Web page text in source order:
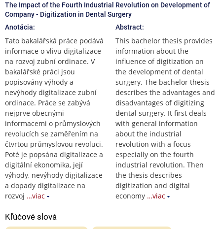
The Impact of the Fourth Industrial Revolution on Development of
Company - Digitization in Dental Surgery
Anotácia:
Tato bakalářská práce podává
informace o vlivu digitalizace
na rozvoj zubní ordinace. V
bakalářské práci jsou
popisovány výhody a
nevýhody digitalizace zubní
ordinace. Práce se zabývá
nejprve obecnými
informacemi o průmyslových
revolucích se zaměřením na
čtvrtou průmyslovou revoluci.
Poté je popsána digitalizace a
digitální ekonomika, její
výhody, nevýhody digitalizace
a dopady digitalizace na
rozvoj …viac
Abstract:
This bachelor thesis provides
information about the
influence of digitization on
the development of dental
surgery. The bachelor thesis
describes the advantages and
disadvantages of digitizing
dental surgery. It first deals
with general information
about the industrial
revolution with a focus
especially on the fourth
industrial revolution. Then
the thesis describes
digitization and digital
economy …viac
Kľúčové slová